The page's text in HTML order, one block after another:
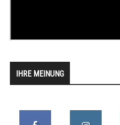
IHRE MEINUNG